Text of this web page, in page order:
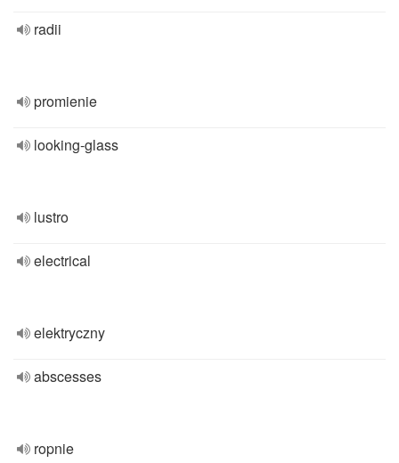
radii
promienie
looking-glass
lustro
electrical
elektryczny
abscesses
ropnie